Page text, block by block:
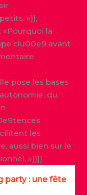
»}},
»Pourquoi la
clu00e9 avant
pose les bases
du
les
aussi bien sur le
»}}]}
party : une fête